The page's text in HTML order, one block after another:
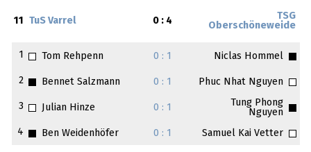
11 TuS Varrel 0 : 4
TSG
Oberschöneweide
1 Tom Rehpenn 0 : 1 Niclas Hommel
2 Bennet Salzmann 0 : 1 Phuc Nhat Nguyen
3 Julian Hinze 0 : 1
Tung Phong
Nguyen
4
Ben Weidenhöfer 0 : 1 Samuel Kai Vetter